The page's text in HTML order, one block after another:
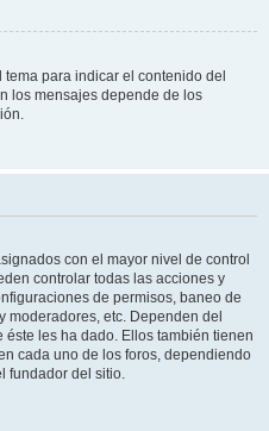
para indicar el contenido del
los mensajes depende de los
con el mayor nivel de control
controlar todas las acciones y
de permisos, baneo de
etc. Dependen del
les ha dado. Ellos también tienen
cada uno de los foros, dependiendo
fundador del sitio.